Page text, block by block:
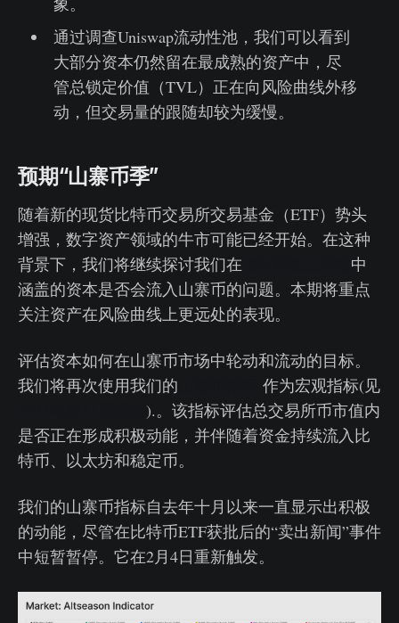
通过调查Uniswap流动性池，我们可以看到
大部分资本仍然留在最成熟的资产中，尽
管总锁定价值（TVL）正在向风险曲线外移
动，但交易量的跟随却较为缓慢。
预期“山寨币季”
随着新的现货比特币交易所交易基金（ETF）势头
增强，数字资产领域的牛市可能已经开始。在这种
背景下，我们将继续探讨我们在
中
涵盖的资本是否会流入山寨币的问题。本期将重点
关注资产在风险曲线上更远处的表现。
评估资本如何在山寨币市场中轮动和流动的目标。
我们将再次使用我们的
作为宏观指标(见
).。该指标评估总交易所币市值内
是否正在形成积极动能，并伴随着资金持续流入比
特币、以太坊和稳定币。
我们的山寨币指标自去年十月以来一直显示出积极
的动能，尽管在比特币ETF获批后的“卖出新闻”事件
中短暂暂停。它在2月4日重新触发。